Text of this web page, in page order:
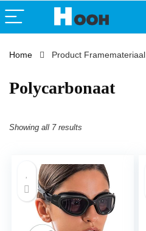
Home Product Framemateriaal
‎Polycarbonaat
Showing all 7 results